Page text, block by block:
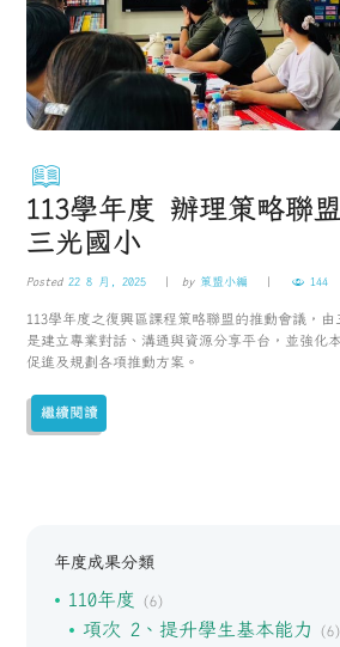
113學年度 辦理策略聯
三光國小
Posted 22 8 月, 2025 by 策盟小編 144
113學年度之復興區課程策略聯盟的推動會議，
是建立專業對話、溝通與資源分享平台，並強化
促進及規劃各項推動方案。
繼續閱讀
年度成果分類
110年度 (6)
項次 2、提升學生基本能力 (6)